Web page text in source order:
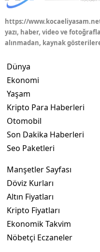
https://
yazı, haber, video ve
alınmadan, kaynak
Dünya
Ekonomi
Yaşam
Kripto Para Haberleri
Otomobil
Son Dakika Haberleri
Seo Paketleri
Manşetler Sayfası
Döviz Kurları
Altın Fiyatları
Kripto Fiyatları
Ekonomik Takvim
Nöbetçi Eczaneler